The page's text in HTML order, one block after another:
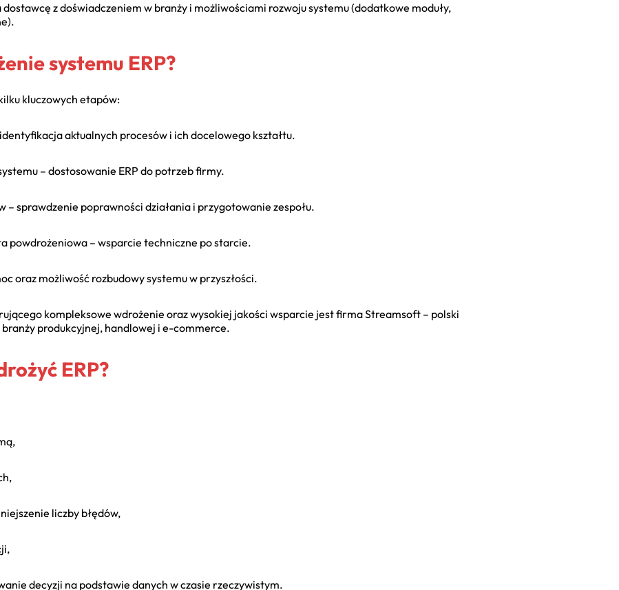
z doświadczeniem w branży i możliwościami rozwoju systemu (dodatkowe moduły,
systemu ERP?
kluczowych etapów:
aktualnych procesów i ich docelowego kształtu.
– dostosowanie ERP do potrzeb firmy.
– sprawdzenie poprawności działania i przygotowanie zespołu.
powdrożeniowa – wsparcie techniczne po starcie.
oraz możliwość rozbudowy systemu w przyszłości.
kompleksowe wdrożenie oraz wysokiej jakości wsparcie jest firma Streamsoft – polski
produkcyjnej, handlowej i e-commerce.
ERP?
liczby błędów,
decyzji na podstawie danych w czasie rzeczywistym.